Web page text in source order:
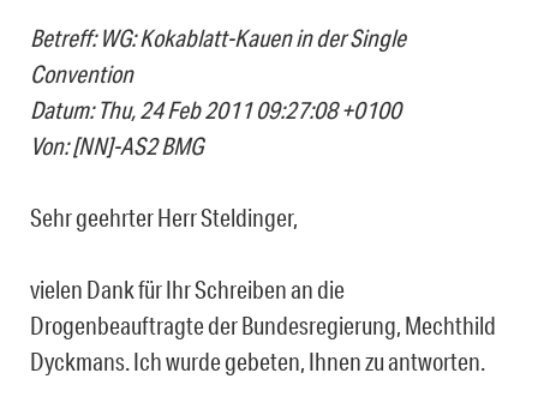
Betreff: WG: Kokablatt-Kauen in der Single
Convention
Datum: Thu, 24 Feb 2011 09:27:08 +0100
Von: [NN]-AS2 BMG
Sehr geehrter Herr Steldinger,
vielen Dank für Ihr Schreiben an die
Drogenbeauftragte der Bundesregierung, Mechthild
Dyckmans. Ich wurde gebeten, Ihnen zu antworten.